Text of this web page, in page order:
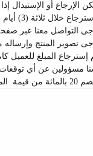
الإرجاع أو الإستبدال
ثلاثة (3) أيام والاستبدال خلال سبعة (7) أيام من تاريخ الشراء.
التواصل معنا عبر صفحة
تصوير المنتج وإرساله
إسترجاع المبلغ للعميل
مسؤولين عن أي توقعات
المنتج وليس به عيب ولا أي مشكل يذكر.